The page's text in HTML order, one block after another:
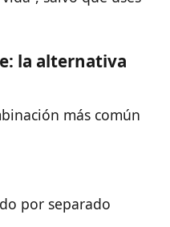
la alternativa
más común
por separado